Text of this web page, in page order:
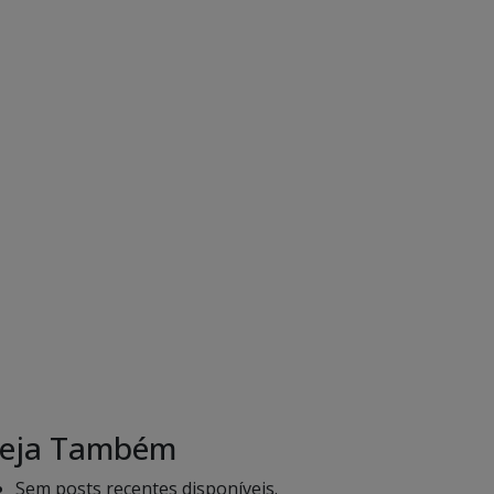
Também
Sem posts recentes disponíveis.